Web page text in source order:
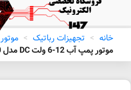
خانه > تجهیزات رباتیک > موتور
موتور پمپ آب 12-6 ولت DC مدل JT-500